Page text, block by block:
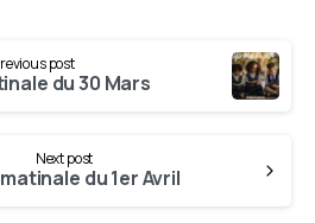
post
du 30 Mars
Next post
du 1er Avril